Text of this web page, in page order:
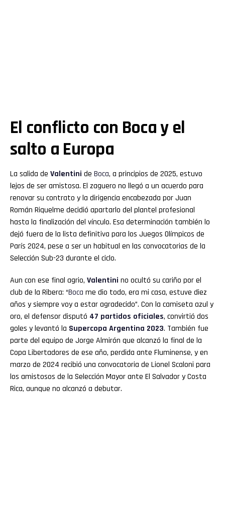
El conflicto con Boca y el
salto a Europa
La salida de Valentini de Boca, a principios de 2025, estuvo
lejos de ser amistosa. El zaguero no llegó a un acuerdo para
renovar su contrato y la dirigencia encabezada por Juan
Román Riquelme decidió apartarlo del plantel profesional
hasta la finalización del vínculo. Esa determinación también lo
dejó fuera de la lista definitiva para los Juegos Olímpicos de
París 2024, pese a ser un habitual en las convocatorias de la
Selección Sub-23 durante el ciclo.
Aun con ese final agrio, Valentini no ocultó su cariño por el
club de la Ribera: “Boca me dio todo, era mi casa, estuve diez
años y siempre voy a estar agradecido”. Con la camiseta azul y
oro, el defensor disputó 47 partidos oficiales, convirtió dos
goles y levantó la Supercopa Argentina 2023. También fue
parte del equipo de Jorge Almirón que alcanzó la final de la
Copa Libertadores de ese año, perdida ante Fluminense, y en
marzo de 2024 recibió una convocatoria de Lionel Scaloni para
los amistosos de la Selección Mayor ante El Salvador y Costa
Rica, aunque no alcanzó a debutar.